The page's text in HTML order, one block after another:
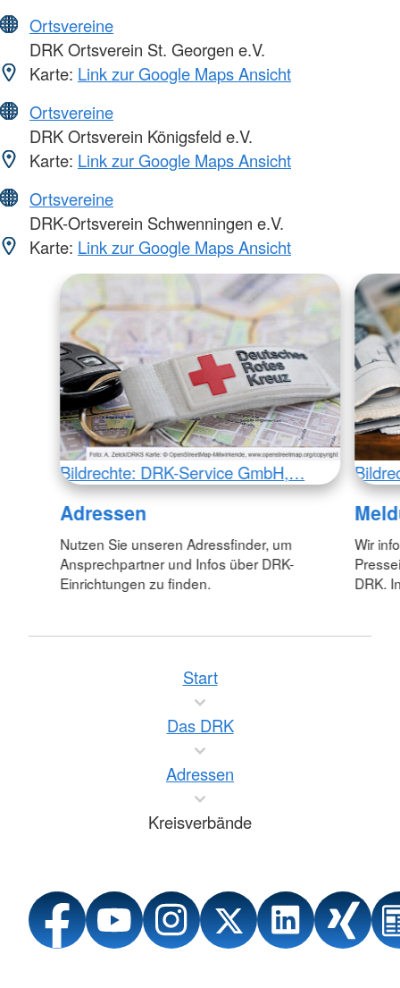
Ortsvereine
DRK Ortsverein St. Georgen e.V.
Karte: Link zur Google Maps Ansicht
Ortsvereine
DRK Ortsverein Königsfeld e.V.
Karte: Link zur Google Maps Ansicht
Ortsvereine
DRK-Ortsverein Schwenningen e.V.
Karte: Link zur Google Maps Ansicht
Bildrechte: DRK-Service GmbH,…
Adressen
Nutzen Sie unseren Adressfinder, um
Ansprechpartner und Infos über DRK-
Einrichtungen zu finden.
Wir
DRK.
Start
Das DRK
Adressen
Kreisverbände